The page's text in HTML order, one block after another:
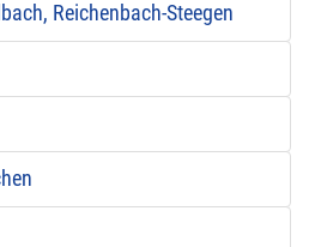
Reichenbach-Steegen